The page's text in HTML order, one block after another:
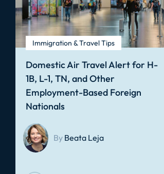
Immigration & Travel Tips
Domestic Air Travel Alert for H-
1B, L-1, TN, and Other
Employment-Based Foreign
Nationals
By Beata Leja